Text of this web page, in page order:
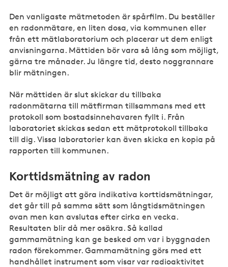
Den vanligaste mätmetoden är spårfilm. Du beställer
en radonmätare, en liten dosa, via kommunen eller
från ett mätlaboratorium och placerar ut dem enligt
anvisningarna. Mättiden bör vara så lång som möjligt,
gärna tre månader. Ju längre tid, desto noggrannare
blir mätningen.
När mättiden är slut skickar du tillbaka
radonmätarna till mätfirman tillsammans med ett
protokoll som bostadsinnehavaren fyllt i. Från
laboratoriet skickas sedan ett mätprotokoll tillbaka
till dig. Vissa laboratorier kan även skicka en kopia på
rapporten till kommunen.
Korttidsmätning av radon
Det är möjligt att göra indikativa korttidsmätningar,
det går till på samma sätt som långtidsmätningen
ovan men kan avslutas efter cirka en vecka.
Resultaten blir då mer osäkra. Så kallad
gammamätning kan ge besked om var i byggnaden
radon förekommer. Gammamätning görs med ett
handhållet instrument som visar var radioaktivitet